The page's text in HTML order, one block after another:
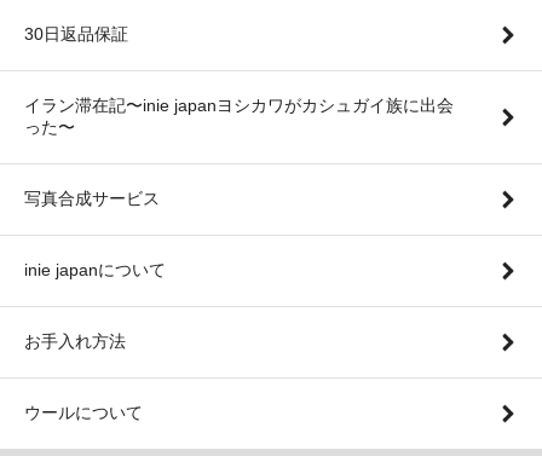
30日返品保証
イラン滞在記〜inie japanヨシカワがカシュガイ族に出会
った〜
写真合成サービス
inie japanについて
お手入れ方法
ウールについて